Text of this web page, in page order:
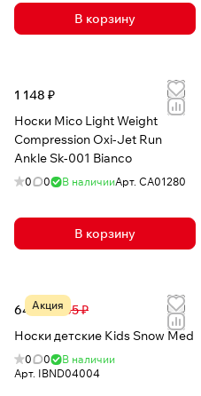
В корзину
1 148 ₽
Носки Mico Light Weight
Compression Oxi-Jet Run
Ankle Sk-001 Bianco
0 0 В наличииАрт. CA01280
В корзину
Акция
642 ₽1 685 ₽
Носки детские Kids Snow Med
0 0
В наличии
Арт. IBND04004